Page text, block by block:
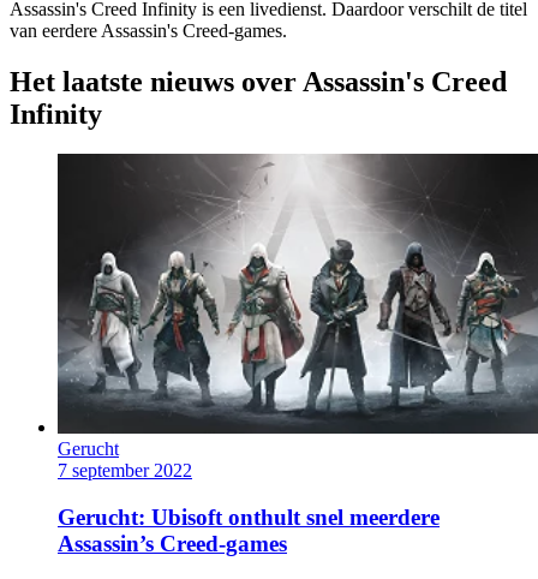
Assassin's Creed Infinity is een livedienst. Daardoor verschilt de titel
van eerdere Assassin's Creed-games.
Het laatste nieuws over Assassin's Creed
Infinity
Gerucht
7 september 2022
Gerucht: Ubisoft onthult snel meerdere
Assassin’s Creed-games